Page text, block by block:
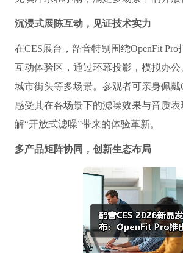
沉浸式展陈互动，见证技术实力
在CES展台，韶音特别围绕OpenFit
互动体验区，通过环幕投影，模拟办公
城市街头等多场景。参观者可亲身佩戴
感受其在各场景下的滤噪效果与音质
解“开放式滤噪”带来的体验革新。
多产品矩阵协同，创新生态布局